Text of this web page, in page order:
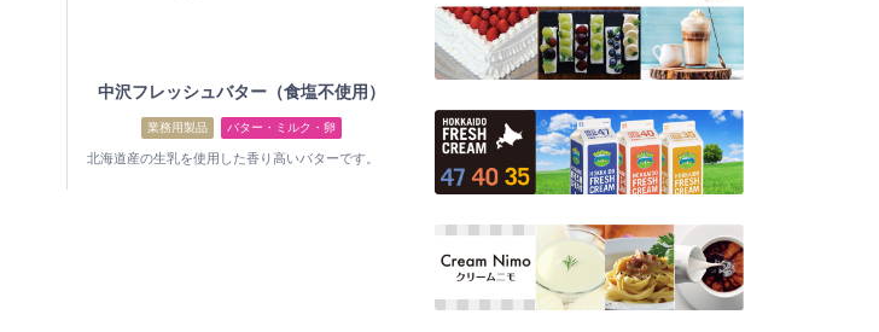
中沢フレッシュバター（食塩不使用）
業務用製品 バター・ミルク・卵
北海道産の生乳を使用した香り高いバターです。